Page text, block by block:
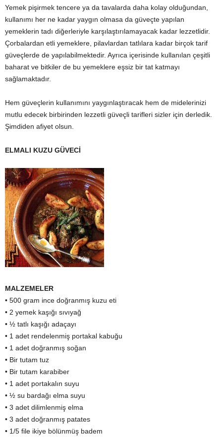
Yemek pişirmek tencere ya da tavalarda daha kolay olduğundan,
kullanımı her ne kadar yaygın olmasa da güveçte yapılan
yemeklerin tadı diğerleriyle karşılaştırılamayacak kadar lezzetlidir.
Çorbalardan etli yemeklere, pilavlardan tatlılara kadar birçok tarif
güveçlerde de yapılabilmektedir. Ayrıca içerisinde kullanılan çeşitli
baharat ve bitkiler de bu yemeklere eşsiz bir tat katmayı
sağlamaktadır.
Hem güveçlerin kullanımını yaygınlaştıracak hem de midelerinizi
mutlu edecek birbirinden lezzetli güveçli tarifleri sizler için derledik.
Şimdiden afiyet olsun.
ELMALI KUZU GÜVECİ
MALZEMELER
• 500 gram ince doğranmış kuzu eti
• 2 yemek kaşığı sıvıyağ
• ½ tatlı kaşığı adaçayı
• 1 adet rendelenmiş portakal kabuğu
• 1 adet doğranmış soğan
• Bir tutam tuz
• Bir tutam karabiber
• 1 adet portakalın suyu
• ½ su bardağı elma suyu
• 3 adet dilimlenmiş elma
• 3 adet doğranmış patates
• 1/5 file ikiye bölünmüş badem